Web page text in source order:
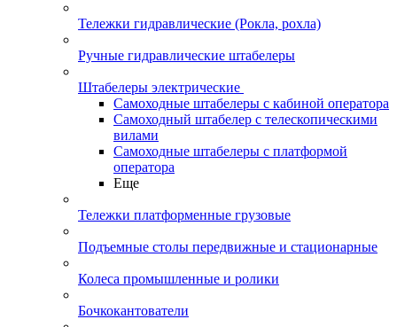
Тележки гидравлические (Рокла, рохла)
Ручные гидравлические штабелеры
Штабелеры электрические
Самоходные штабелеры с кабиной оператора
Самоходный штабелер с телескопическими
вилами
Самоходные штабелеры с платформой
оператора
Еще
Тележки платформенные грузовые
Подъемные столы передвижные и стационарные
Колеса промышленные и ролики
Бочкокантователи